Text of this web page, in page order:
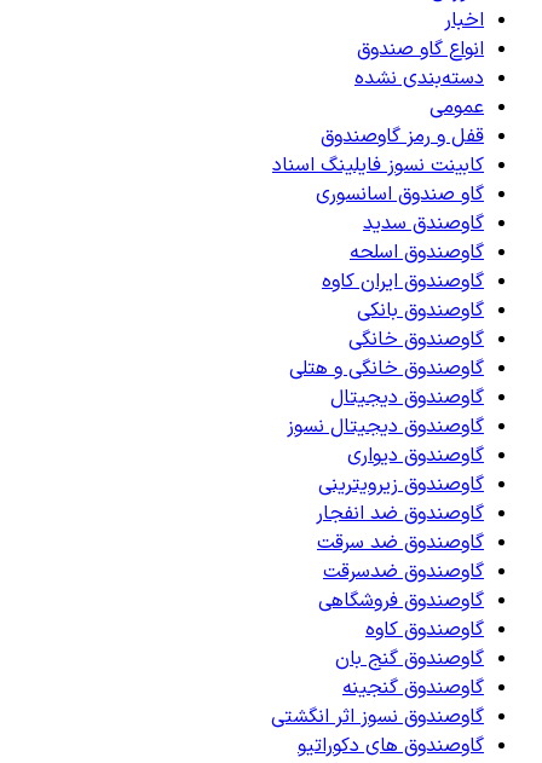
اخبار
انواع گاو صندوق
دسته‌بندی نشده
عمومی
قفل و رمز گاوصندوق
کابینت نسوز فایلینگ اسناد
گاو صندوق اسانسوری
گاوصندق سدید
گاوصندوق اسلحه
گاوصندوق ایران کاوه
گاوصندوق بانکی
گاوصندوق خانگی
گاوصندوق خانگی و هتلی
گاوصندوق دیجیتال
گاوصندوق دیجیتال نسوز
گاوصندوق دیواری
گاوصندوق زیرویترینی
گاوصندوق ضد انفجار
گاوصندوق ضد سرقت
گاوصندوق ضدسرقت
گاوصندوق فروشگاهی
گاوصندوق کاوه
گاوصندوق گنج بان
گاوصندوق گنجینه
گاوصندوق نسوز اثر انگشتی
گاوصندوق های دکوراتیو